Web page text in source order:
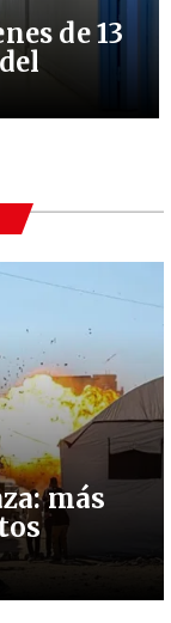
de 13
más